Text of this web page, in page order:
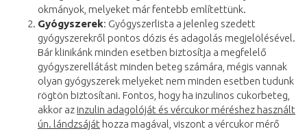
okmányok, melyeket már fentebb említettünk.
Gyógyszerek: Gyógyszerlista a jelenleg szedett
gyógyszerekről pontos dózis és adagolás megjelölésével.
Bár klinikánk minden esetben biztosítja a megfelelő
gyógyszerellátást minden beteg számára, mégis vannak
olyan gyógyszerek melyeket nem minden esetben tudunk
rögtön biztosítani. Fontos, hogy ha inzulinos cukorbeteg,
akkor az inzulin adagolóját és vércukor méréshez használt
ún. lándzsáját hozza magával, viszont a vércukor mérő